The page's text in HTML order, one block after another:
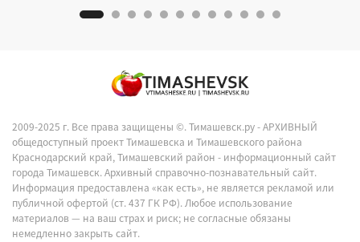
2009-2025 г. Все права защищены ©.Тимашевск.ру - АРХИВНЫЙ
общедоступный проект Тимашевска и Тимашевского района
Краснодарский край, Тимашевский район - информационный сайт
города Тимашевск. Архивный справочно-познавательный сайт.
Информация предоставлена «как есть», не является рекламой или
публичной офертой (ст. 437 ГК РФ). Любое использование
материалов — на ваш страх и риск; не согласные обязаны
немедленно закрыть сайт.